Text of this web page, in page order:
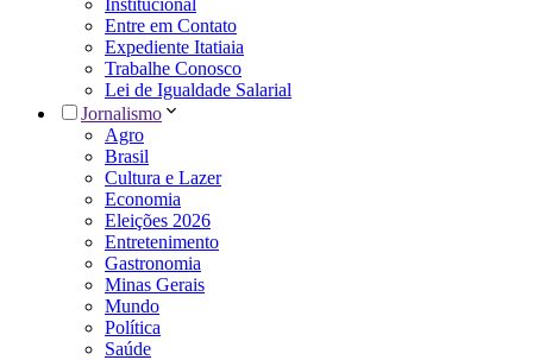
Entre em Contato
Expediente Itatiaia
Trabalhe Conosco
Lei de Igualdade Salarial
Jornalismo
Agro
Brasil
Cultura e Lazer
Economia
Eleições 2026
Entretenimento
Gastronomia
Minas Gerais
Mundo
Política
Saúde